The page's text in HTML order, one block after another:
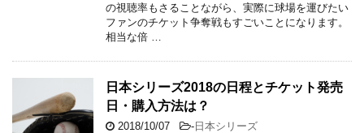
の視聴率もさることながら、実際に球場を運びたい
ファンのチケット争奪戦もすごいことになります。
相当な倍 …
日本シリーズ2018の日程とチケット発売
日・購入方法は？
2018/10/07 -日本シリーズ